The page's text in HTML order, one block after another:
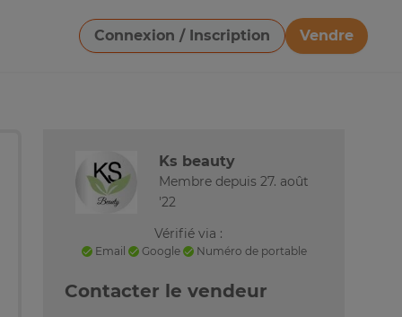
Connexion / Inscription
Vendre
Télécharger une image
Ks beauty
Membre depuis 27. août
'22
Vérifié via :
Email Google Numéro de portable
Contacter le vendeur